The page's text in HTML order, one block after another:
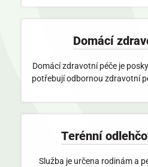
Domácí
Domácí zdravotní péče je
potřebují odbornou zdravotní
Terénní
Služba je určena rodinám a